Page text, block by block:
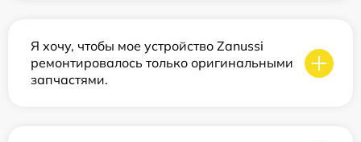
Я хочу, чтобы мое устройство Zanussi
ремонтировалось только оригинальными
запчастями.